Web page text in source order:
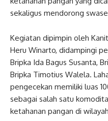
sekaligus mendorong
Kegiatan dipimpin oleh
Heru Winarto, didampingi
Bripka Ida Bagus Susanta,
Bripka Timotius Walela.
pengecekan memiliki luas
sebagai salah satu
ketahanan pangan di